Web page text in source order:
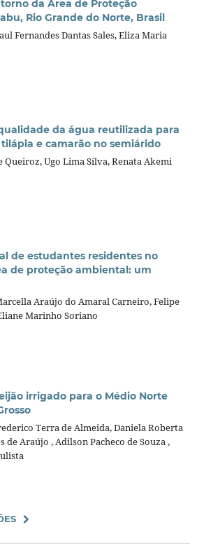
da Área de Proteção
Rio Grande do Norte, Brasil
Fernandes Dantas Sales, Eliza Maria
da água reutilizada para
e camarão no semiárido
Ugo Lima Silva, Renata Akemi
de estudantes residentes no
de proteção ambiental: um
Araújo do Amaral Carneiro, Felipe
Marinho Soriano
irrigado para o Médio Norte
Terra de Almeida, Daniela Roberta
de Araújo , Adilson Pacheco de Souza ,